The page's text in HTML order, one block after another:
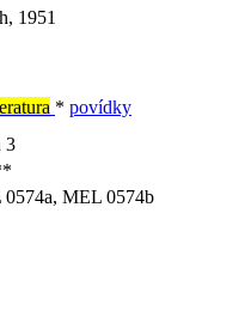
1951
* povídky
3
MEL 0574b